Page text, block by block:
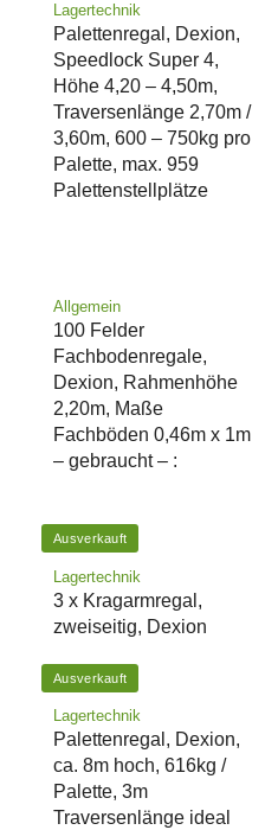
Lagertechnik
Palettenregal, Dexion,
Speedlock Super 4,
Höhe 4,20 – 4,50m,
Traversenlänge 2,70m /
3,60m, 600 – 750kg pro
Palette, max. 959
Palettenstellplätze
Allgemein
100 Felder
Fachbodenregale,
Dexion, Rahmenhöhe
2,20m, Maße
Fachböden 0,46m x 1m
– gebraucht – :
Ausverkauft
Lagertechnik
3 x Kragarmregal,
zweiseitig, Dexion
Ausverkauft
Lagertechnik
Palettenregal, Dexion,
ca. 8m hoch, 616kg /
Palette, 3m
Traversenlänge ideal